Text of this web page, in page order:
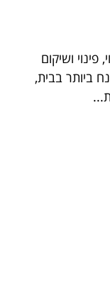
פינוי ושיקום
ביותר בבית,